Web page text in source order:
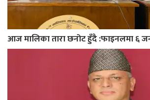
आज मालिका तारा छनोट हुँदै :फाइनलमा ६